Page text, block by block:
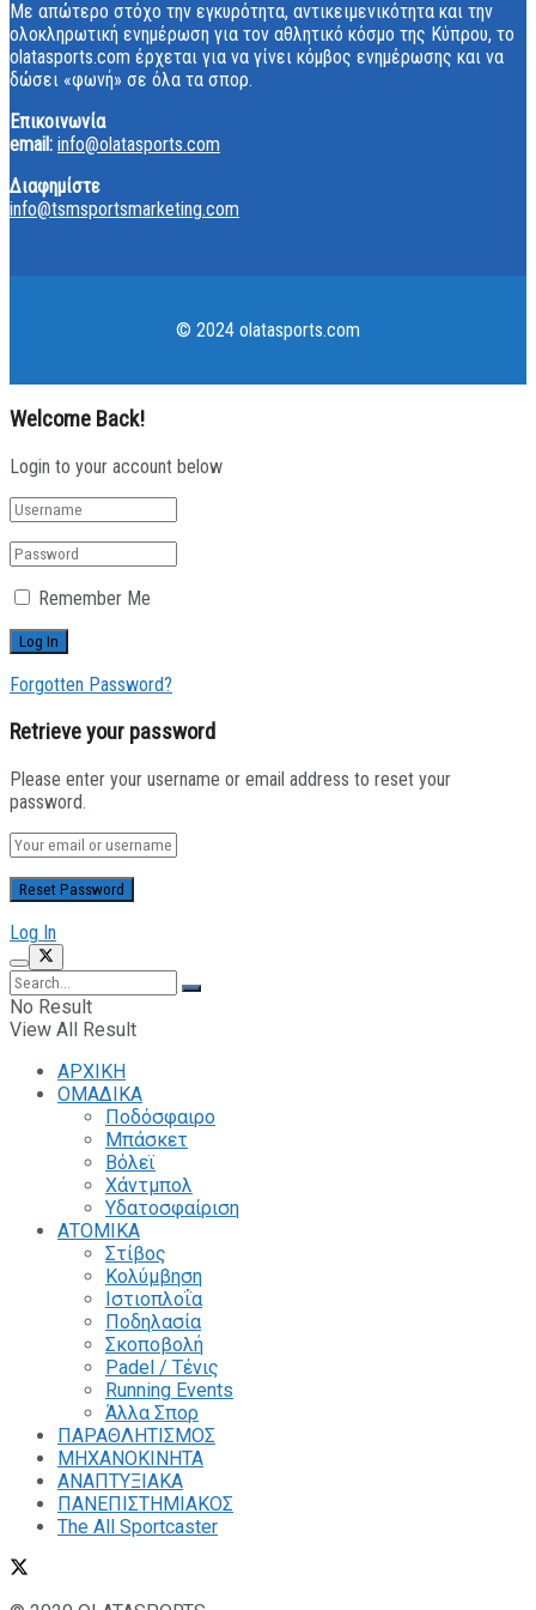
Με απώτερο στόχο την εγκυρότητα, αντικειμενικότητα και την
ολοκληρωτική ενημέρωση για τον αθλητικό κόσμο της Κύπρου, το
olatasports.com έρχεται για να γίνει κόμβος ενημέρωσης και να
δώσει «φωνή» σε όλα τα σπορ.
Επικοινωνία
email: info@olatasports.com
Διαφημίστε
info@tsmsportsmarketing.com
© 2024 olatasports.com
Welcome Back!
Login to your account below
Remember Me
Forgotten Password?
Retrieve your password
Please enter your username or email address to reset your
password.
Log In
No Result
View All Result
ΑΡΧΙΚΗ
ΟΜΑΔΙΚΑ
Ποδόσφαιρο
Μπάσκετ
Βόλεϊ
Χάντμπολ
Υδατοσφαίριση
ΑΤΟΜΙΚΑ
Στίβος
Κολύμβηση
Ιστιοπλοΐα
Ποδηλασία
Σκοποβολή
Padel / Τένις
Running Events
Άλλα Σπορ
ΠΑΡΑΘΛΗΤΙΣΜΟΣ
ΜΗΧΑΝΟΚΙΝΗΤΑ
ΑΝΑΠΤΥΞΙΑΚΑ
ΠΑΝΕΠΙΣΤΗΜΙΑΚΟΣ
The All Sportcaster